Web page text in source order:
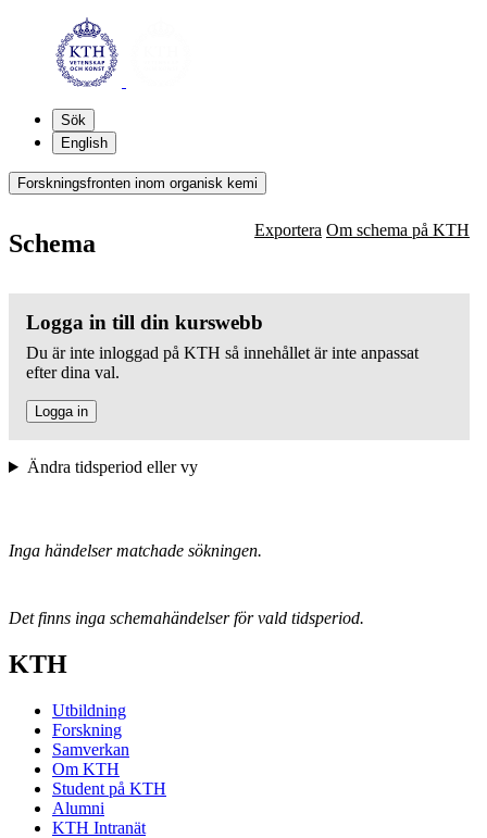
Sök
English
Forskningsfronten inom organisk kemi
Schema Exportera Om schema på KTH
Logga in till din kurswebb
Du är inte inloggad på KTH så innehållet är inte anpassat
efter dina val.
Logga in
Ändra tidsperiod eller vy
Inga händelser matchade sökningen.
Det finns inga schemahändelser för vald tidsperiod.
KTH
Utbildning
Forskning
Samverkan
Om KTH
Student på KTH
Alumni
KTH Intranät